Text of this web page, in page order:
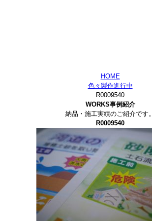
HOME
色々製作進行中
R0009540
WORKS事例紹介
納品・施工実績のご紹介です。
R0009540